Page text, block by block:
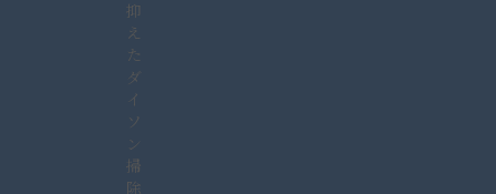
抑
え
た
ダ
イ
ソ
ン
掃
除